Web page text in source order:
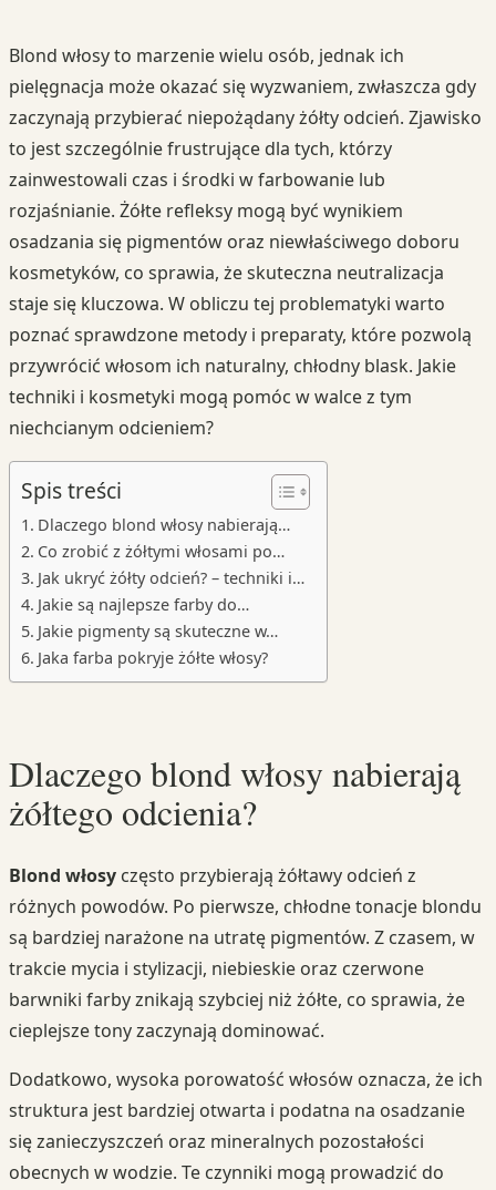
Blond włosy to marzenie wielu osób, jednak ich
pielęgnacja może okazać się wyzwaniem, zwłaszcza gdy
zaczynają przybierać niepożądany żółty odcień. Zjawisko
to jest szczególnie frustrujące dla tych, którzy
zainwestowali czas i środki w farbowanie lub
rozjaśnianie. Żółte refleksy mogą być wynikiem
osadzania się pigmentów oraz niewłaściwego doboru
kosmetyków, co sprawia, że skuteczna neutralizacja
staje się kluczowa. W obliczu tej problematyki warto
poznać sprawdzone metody i preparaty, które pozwolą
przywrócić włosom ich naturalny, chłodny blask. Jakie
techniki i kosmetyki mogą pomóc w walce z tym
niechcianym odcieniem?
Spis treści
Dlaczego blond włosy nabierają…
Co zrobić z żółtymi włosami po…
Jak ukryć żółty odcień? – techniki i…
Jakie są najlepsze farby do…
Jakie pigmenty są skuteczne w…
Jaka farba pokryje żółte włosy?
Dlaczego blond włosy nabierają
żółtego odcienia?
Blond włosy często przybierają żółtawy odcień z
różnych powodów. Po pierwsze, chłodne tonacje blondu
są bardziej narażone na utratę pigmentów. Z czasem, w
trakcie mycia i stylizacji, niebieskie oraz czerwone
barwniki farby znikają szybciej niż żółte, co sprawia, że
cieplejsze tony zaczynają dominować.
Dodatkowo, wysoka porowatość włosów oznacza, że ich
struktura jest bardziej otwarta i podatna na osadzanie
się zanieczyszczeń oraz mineralnych pozostałości
obecnych w wodzie. Te czynniki mogą prowadzić do